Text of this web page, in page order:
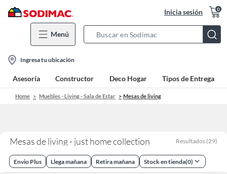
Inicia sesión 0
Menú
Bar
location-
icon
Ingresa tu ubicación
Asesoría Constructor Deco Hogar Tipos de Entrega
Home Muebles - Living - Sala de Estar Mesas de living
Mesas de living - just home collection Resultados (29)
Envio Plus Llega mañana Retira mañana Stock en tienda(0)